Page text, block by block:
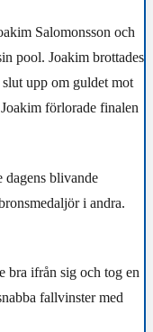
Salomonsson och
pool. Joakim brottades
upp om guldet mot
förlorade finalen
blivande
i andra.
bra ifrån sig och tog en
fallvinster med